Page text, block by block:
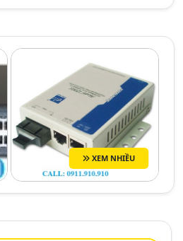
XEM NHIỀU